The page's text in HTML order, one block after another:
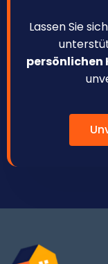
Lassen Sie
persönlichen